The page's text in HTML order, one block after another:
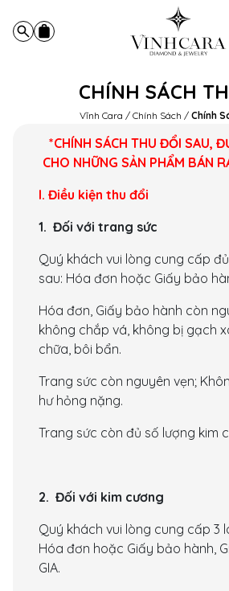
CHÍNH SÁCH
Vĩnh Cara / Chính Sách / Chính
*CHÍNH SÁCH THU ĐỔI SAU,
CHO NHỮNG SẢN PHẨM BÁN
I. Điều kiện thu đổi
1. Đối với trang sức
Quý khách vui lòng cung cấp
sau: Hóa đơn hoặc Giấy bảo
Hóa đơn, Giấy bảo hành còn
không chắp vá, không bị gạch
chữa, bôi bẩn.
Trang sức còn nguyên vẹn;
hư hỏng nặng.
Trang sức còn đủ số lượng kim
2. Đối với kim cương
Quý khách vui lòng cung cấp 3
Hóa đơn hoặc Giấy bảo hành,
GIA.